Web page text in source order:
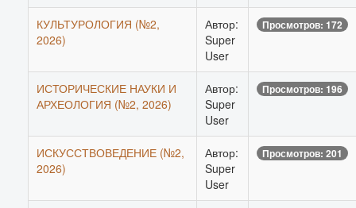
КУЛЬТУРОЛОГИЯ (№2,
2026)
Автор:
Super
User
Просмотров: 172
ИСТОРИЧЕСКИЕ НАУКИ И
АРХЕОЛОГИЯ (№2, 2026)
Автор:
Super
User
Просмотров: 196
ИСКУССТВОВЕДЕНИЕ (№2,
2026)
Автор:
Super
User
Просмотров: 201